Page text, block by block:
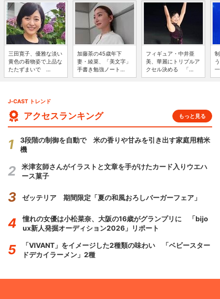
三田寛子、優雅な淡い
黄色の着物姿で上品な
たたずまいで ...
加藤茶の45歳年下
妻・綾菜、「美文字」
手書き勉強ノート...
フィギュア・中井亜
美、華麗にトリプルア
クセル決める 「...
J-CAST トレンド
アクセスランキング もっと見る
3段階の制御を自動で 米の香りや甘みを引き出す家庭用精米
機
米津玄師さんがイラストと文章を手がけたカード入りウエハ
ース菓子
ゼッテリア 期間限定「夏の和風おろしバーガーフェア」
憧れの女優は小松菜奈、大阪の16歳がグランプリに 「bijo
ux新人発掘オーディション2026」リポート
「VIVANT」をイメージした2種類の味わい 「ベビースター
ドデカイラーメン」2種